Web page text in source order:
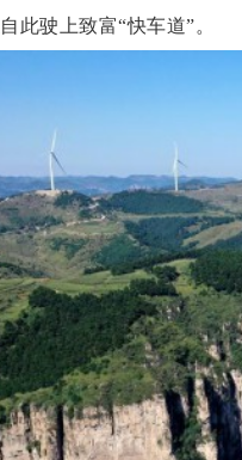
此驶上致富“快车道”。